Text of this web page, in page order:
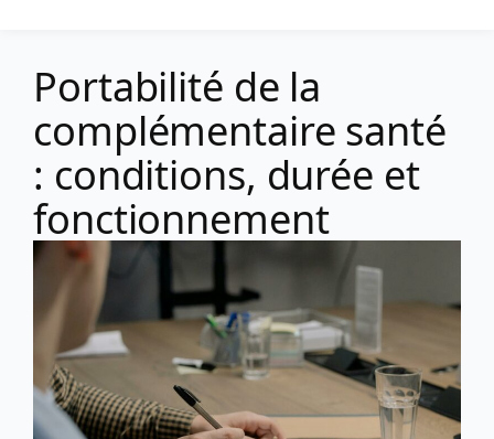
Portabilité de la
complémentaire santé
: conditions, durée et
fonctionnement